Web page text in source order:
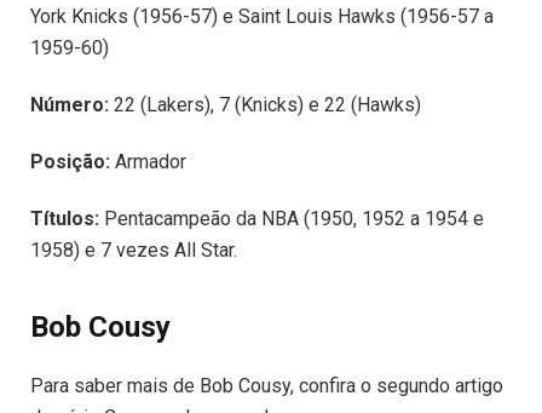
York Knicks (1956-57) e Saint Louis Hawks (1956-57 a
1959-60)
Número: 22 (Lakers), 7 (Knicks) e 22 (Hawks)
Posição: Armador
Títulos: Pentacampeão da NBA (1950, 1952 a 1954 e
1958) e 7 vezes All Star.
Bob Cousy
Para saber mais de Bob Cousy, confira o segundo artigo